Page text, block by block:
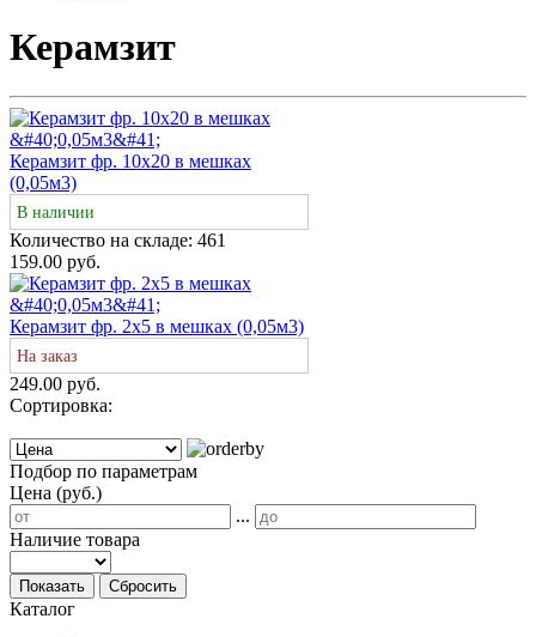
Керамзит
Керамзит фр. 10х20 в мешках
(0,05м3)
В наличии
Количество на складе: 461
159.00 руб.
Керамзит фр. 2х5 в мешках (0,05м3)
На заказ
249.00 руб.
Сортировка:
Подбор по параметрам
Цена (руб.)
...
Наличие товара
Показать Сбросить
Каталог